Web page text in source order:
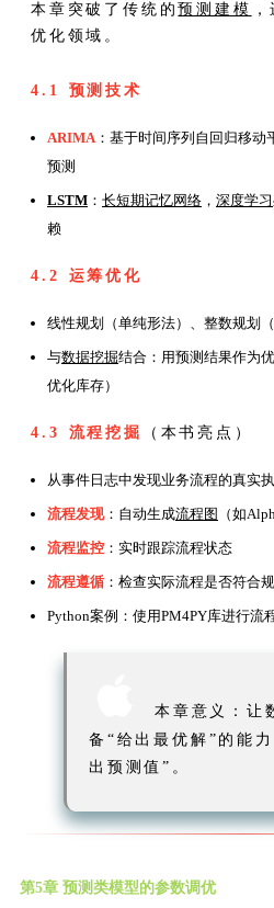
本章突破了传统的预测建模
优化领域。
4.1 预测技术
ARIMA：基于时间序列自回归移动
预测
LSTM ： 长短期记忆网络 ， 深度学习
赖
4.2 运筹优化
线性规划（单纯形法）、整数规划
与数据挖掘结合：用预测结果作为
优化库存）
4.3 流程挖掘 （本书亮点）
从事件日志中发现业务流程的真实
流程发现：自动生成流程图 （如
流程监控 ：实时跟踪流程状态
流程遵循 ：检查实际流程是否符合
Python案例：使用PM4PY库进行流
本章意义：让
备“给出最优解”的能
出预测值”。
第5章 预测类模型的参数调优